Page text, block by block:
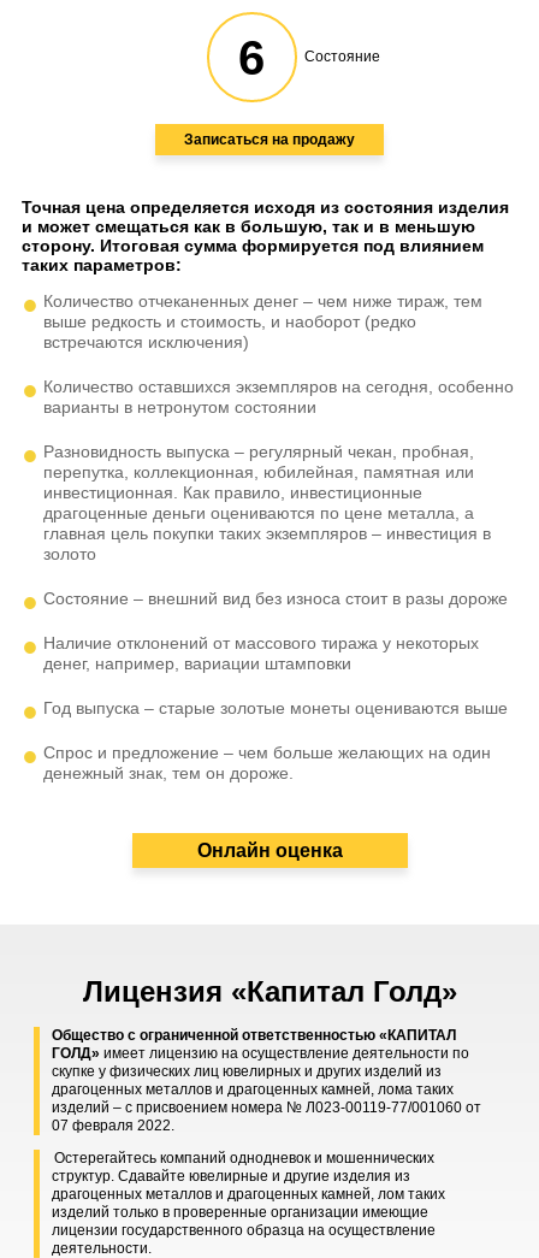
6 Состояние
Записаться на продажу
Точная цена определяется исходя из состояния изделия
и может смещаться как в большую, так и в меньшую
сторону. Итоговая сумма формируется под влиянием
таких параметров:
Количество отчеканенных денег – чем ниже тираж, тем
выше редкость и стоимость, и наоборот (редко
встречаются исключения)
Количество оставшихся экземпляров на сегодня, особенно
варианты в нетронутом состоянии
Разновидность выпуска – регулярный чекан, пробная,
перепутка, коллекционная, юбилейная, памятная или
инвестиционная. Как правило, инвестиционные
драгоценные деньги оцениваются по цене металла, а
главная цель покупки таких экземпляров – инвестиция в
золото
Состояние – внешний вид без износа стоит в разы дороже
Наличие отклонений от массового тиража у некоторых
денег, например, вариации штамповки
Год выпуска – старые золотые монеты оцениваются выше
Спрос и предложение – чем больше желающих на один
денежный знак, тем он дороже.
Онлайн оценка
Лицензия «Капитал Голд»
Общество с ограниченной ответственностью «КАПИТАЛ
ГОЛД» имеет лицензию на осуществление деятельности по
скупке у физических лиц ювелирных и других изделий из
драгоценных металлов и драгоценных камней, лома таких
изделий – с присвоением номера № Л023-00119-77/001060 от
07 февраля 2022.
Остерегайтесь компаний однодневок и мошеннических
структур. Сдавайте ювелирные и другие изделия из
драгоценных металлов и драгоценных камней, лом таких
изделий только в проверенные организации имеющие
лицензии государственного образца на осуществление
деятельности.